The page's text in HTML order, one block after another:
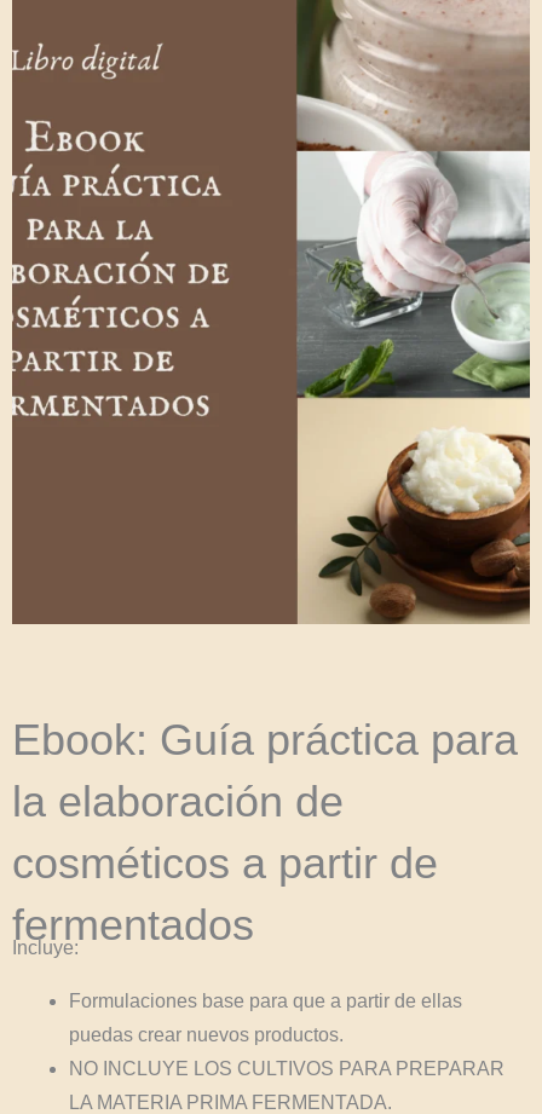
Ebook: Guía práctica para
la elaboración de
cosméticos a partir de
fermentados
Incluye:
Formulaciones base para que a partir de ellas
puedas crear nuevos productos.
NO INCLUYE LOS CULTIVOS PARA PREPARAR
LA MATERIA PRIMA FERMENTADA.